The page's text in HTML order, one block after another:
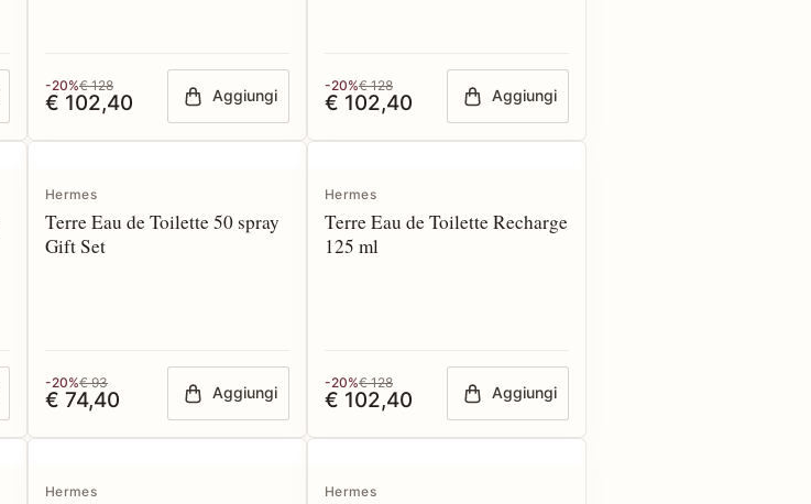
-20%€ 128
€ 102,40 Aggiungi
-20%€ 128
€ 102,40 Aggiungi
Hermes
Terre Eau de Toilette 50 spray
Gift Set
-20%€ 93
€ 74,40 Aggiungi
Hermes
Terre Eau de Toilette Recharge
125 ml
-20%€ 128
€ 102,40 Aggiungi
Hermes Hermes